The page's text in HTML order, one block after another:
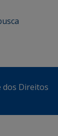
dos Direitos